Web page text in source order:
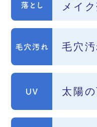
メイ
毛穴
太陽